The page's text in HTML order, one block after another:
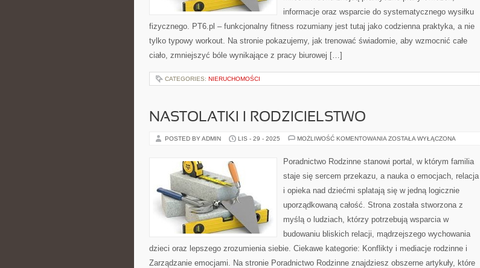
informacje oraz wsparcie do systematycznego wysiłku
fizycznego. PT6.pl – funkcjonalny fitness rozumiany jest tutaj jako codzienna praktyka, a nie
tylko typowy workout. Na stronie pokazujemy, jak trenować świadomie, aby wzmocnić całe
ciało, zmniejszyć bóle wynikające z pracy biurowej […]
CATEGORIES: NIERUCHOMOŚCI
NASTOLATKI I RODZICIELSTWO
POSTED BY ADMIN LIS - 29 - 2025 MOŻLIWOŚĆ KOMENTOWANIA NASTOLATKI
ZOSTAŁA WYŁĄCZONA
Poradnictwo Rodzinne stanowi portal, w którym familia
staje się sercem przekazu, a nauka o emocjach, relacja
i opieka nad dziećmi splatają się w jedną logicznie
uporządkowaną całość. Strona została stworzona z
myślą o ludziach, którzy potrzebują wsparcia w
budowaniu bliskich relacji, mądrzejszego wychowania
dzieci oraz lepszego zrozumienia siebie. Ciekawe kategorie: Konflikty i mediacje rodzinne i
Zarządzanie emocjami. Na stronie Poradnictwo Rodzinne znajdziesz obszerne artykuły, które